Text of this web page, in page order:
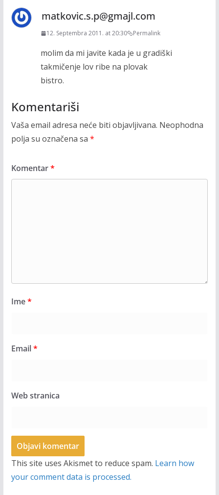
matkovic.s.p@gmajl.com
12. Septembra 2011. at 20:30 Permalink
molim da mi javite kada je u gradiški
takmičenje lov ribe na plovak
bistro.
Komentariši
Vaša email adresa neće biti objavljivana. Neophodna
polja su označena sa *
Komentar*
Ime*
Email*
Web stranica
This site uses Akismet to reduce spam. Learn how
your comment data is processed.